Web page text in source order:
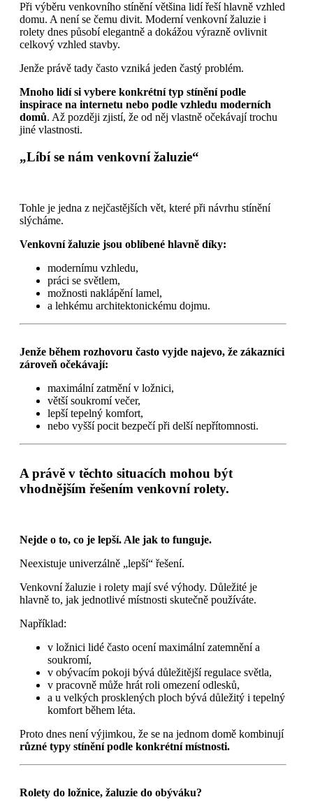
Při výběru venkovního stínění většina lidí řeší hlavně vzhled
domu. A není se čemu divit. Moderní venkovní žaluzie i
rolety dnes působí elegantně a dokážou výrazně ovlivnit
celkový vzhled stavby.
Jenže právě tady často vzniká jeden častý problém.
Mnoho lidí si vybere konkrétní typ stínění podle
inspirace na internetu nebo podle vzhledu moderních
domů. Až později zjistí, že od něj vlastně očekávají trochu
jiné vlastnosti.
„Líbí se nám venkovní žaluzie“
Tohle je jedna z nejčastějších vět, které při návrhu stínění
slýcháme.
Venkovní žaluzie jsou oblíbené hlavně díky:
modernímu vzhledu,
práci se světlem,
možnosti naklápění lamel,
a lehkému architektonickému dojmu.
Jenže během rozhovoru často vyjde najevo, že zákazníci
zároveň očekávají:
maximální zatmění v ložnici,
větší soukromí večer,
lepší tepelný komfort,
nebo vyšší pocit bezpečí při delší nepřítomnosti.
A právě v těchto situacích mohou být
vhodnějším řešením venkovní rolety.
Nejde o to, co je lepší. Ale jak to funguje.
Neexistuje univerzálně „lepší“ řešení.
Venkovní žaluzie i rolety mají své výhody. Důležité je
hlavně to, jak jednotlivé místnosti skutečně používáte.
Například:
v ložnici lidé často ocení maximální zatemnění a
soukromí,
v obývacím pokoji bývá důležitější regulace světla,
v pracovně může hrát roli omezení odlesků,
a u velkých prosklených ploch bývá důležitý i tepelný
komfort během léta.
Proto dnes není výjimkou, že se na jednom domě kombinují
různé typy stínění podle konkrétní místnosti.
Rolety do ložnice, žaluzie do obýváku?